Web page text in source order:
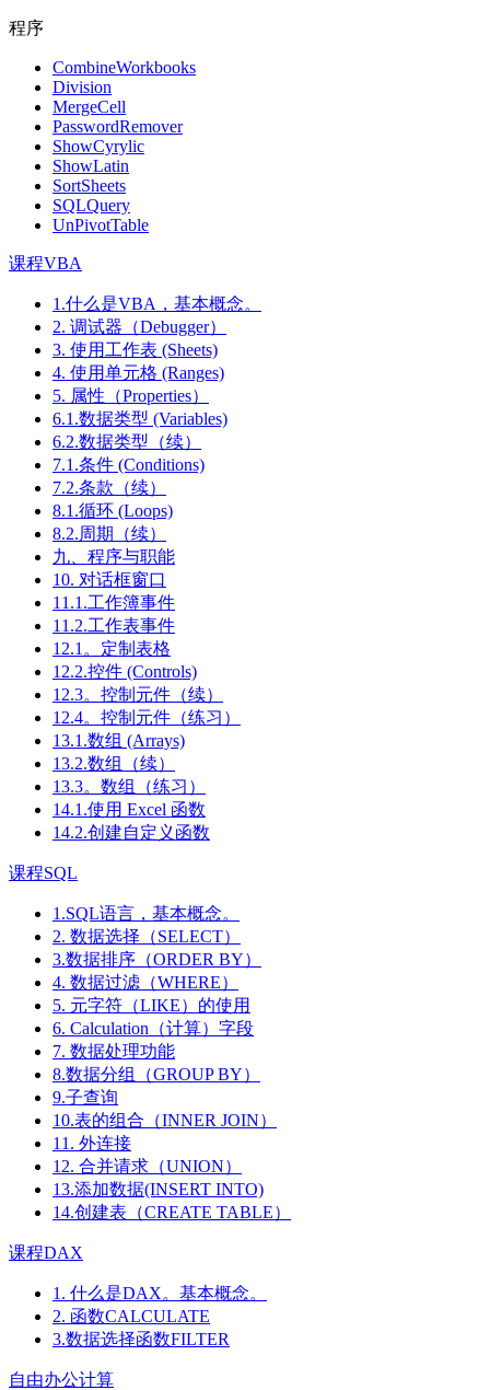
程序
CombineWorkbooks
Division
MergeCell
PasswordRemover
ShowCyrylic
ShowLatin
SortSheets
SQLQuery
UnPivotTable
课程VBA
1.什么是VBA，基本概念。
2. 调试器（Debugger）
3. 使用工作表 (Sheets)
4. 使用单元格 (Ranges)
5. 属性（Properties）
6.1.数据类型 (Variables)
6.2.数据类型（续）
7.1.条件 (Conditions)
7.2.条款（续）
8.1.循环 (Loops)
8.2.周期（续）
九、程序与职能
10. 对话框窗口
11.1.工作簿事件
11.2.工作表事件
12.1。定制表格
12.2.控件 (Controls)
12.3。控制元件（续）
12.4。控制元件（练习）
13.1.数组 (Arrays)
13.2.数组（续）
13.3。数组（练习）
14.1.使用 Excel 函数
14.2.创建自定义函数
课程SQL
1.SQL语言，基本概念。
2. 数据选择（SELECT）
3.数据排序（ORDER BY）
4. 数据过滤（WHERE）
5. 元字符（LIKE）的使用
6. Calculation（计算）字段
7. 数据处理功能
8.数据分组（GROUP BY）
9.子查询
10.表的组合（INNER JOIN）
11. 外连接
12. 合并请求（UNION）
13.添加数据(INSERT INTO)
14.创建表（CREATE TABLE）
课程DAX
1. 什么是DAX。基本概念。
2. 函数CALCULATE
3.数据选择函数FILTER
自由办公计算